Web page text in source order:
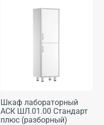
Шкаф лабораторный
АСК ШЛ.01.00 Стандарт
плюс (разборный)